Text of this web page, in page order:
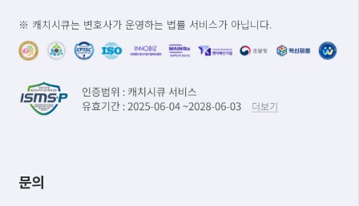
※ 캐치시큐는 변호사가 운영하는 법률 서비스가 아닙니다.
문의